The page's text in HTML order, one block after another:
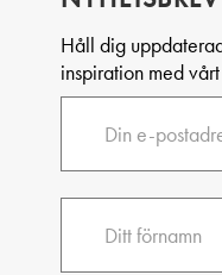
Håll dig
inspiration med